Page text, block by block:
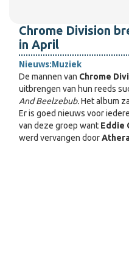
Chrome Division
in April
Nieuws:Muziek
De mannen van Chrome
uitbrengen van hun reeds
And Beelzebub.Het album
Er is goed nieuws voor
van deze groep want Eddie
werd vervangen door